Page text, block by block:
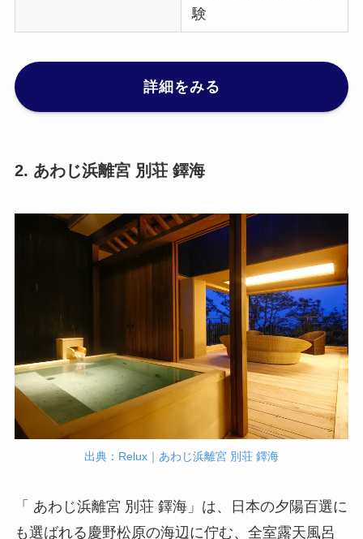
験
詳細をみる
2. あわじ浜離宮 別荘 鐸海
出典：Relux｜あわじ浜離宮 別荘 鐸海
「 あわじ浜離宮 別荘 鐸海」は、日本の夕陽百選に
も選ばれる慶野松原の海辺に佇む、全室露天風呂